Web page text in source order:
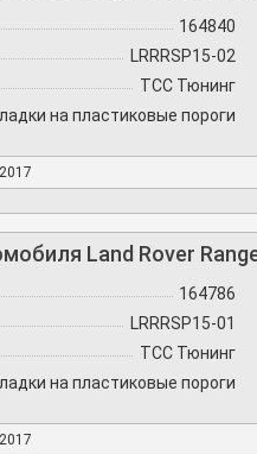
164840
LRRRSP15-02
TCC Тюнинг
на пластиковые пороги
Land Rover
164786
LRRRSP15-01
TCC Тюнинг
на пластиковые пороги